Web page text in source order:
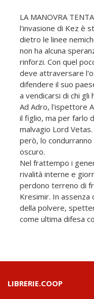
LA MANOVRA
l'invasione di Kez è
dietro le linee
non ha alcuna
rinforzi. Con quel
deve attraversare
difendere il suo
a vendicarsi di chi gli
Ad Adro, l'ispettore
il figlio, ma per farlo
malvagio Lord
però, lo condurranno
oscuro.
Nel frattempo i
rivalità interne e
perdono terreno di
Kresimir. In assenza
della polvere,
come ultima difesa
LIBRERIE.COOP